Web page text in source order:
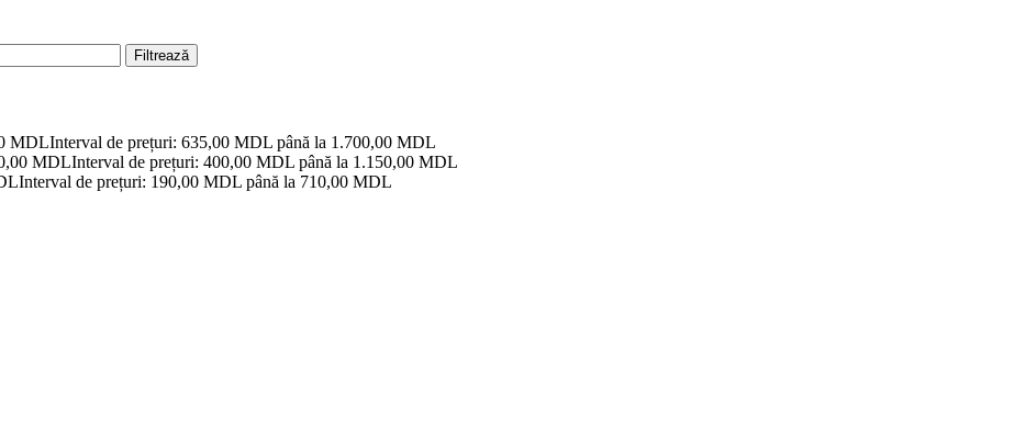
Filtrează
MDLInterval de prețuri: 635,00 MDL până la 1.700,00 MDL
MDLInterval de prețuri: 400,00 MDL până la 1.150,00 MDL
Interval de prețuri: 190,00 MDL până la 710,00 MDL